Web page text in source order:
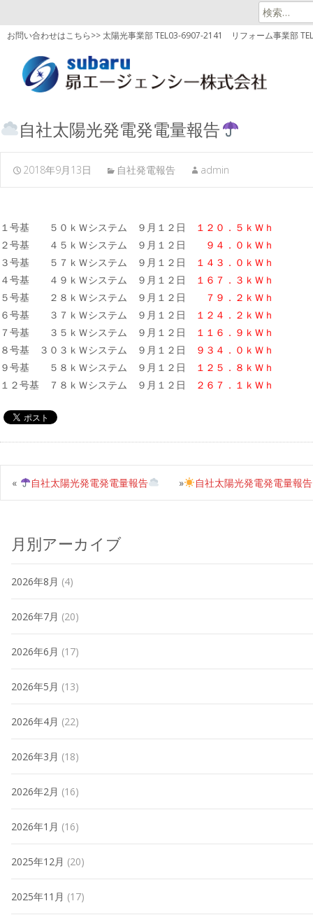
検
索:
お問い合わせはこちら>> 太陽光事業部 TEL03-6907-2141 リフォーム事業部
自社太陽光発電発電量報告
2018年9月13日 自社発電報告 admin
１号基 ５０ｋＷシステム ９月１２日
１２０．５ｋＷｈ
２号基 ４５ｋＷシステム ９月１２日
９４．０ｋＷｈ
３号基 ５７ｋＷシステム ９月１２日
１４３．０ｋＷｈ
４号基 ４９ｋＷシステム ９月１２日
１６７．３ｋＷｈ
５号基 ２８ｋＷシステム ９月１２日
７９．２ｋＷｈ
６号基 ３７ｋＷシステム ９月１２日
１２４．２ｋＷｈ
７号基 ３５ｋＷシステム ９月１２日
１１６．９ｋＷｈ
８号基 ３０３ｋＷシステム ９月１２日
９３４．０ｋＷｈ
９号基 ５８ｋＷシステム ９月１２日
１２５．８ｋＷｈ
１２号基 ７８ｋＷシステム ９月１２日
２６７．１ｋＷｈ
« 自社太陽光発電発電量報告 自社太陽光発電発電量報告
»
月別アーカイブ
2026年8月 (4)
2026年7月 (20)
2026年6月 (17)
2026年5月 (13)
2026年4月 (22)
2026年3月 (18)
2026年2月 (16)
2026年1月 (16)
2025年12月 (20)
2025年11月 (17)